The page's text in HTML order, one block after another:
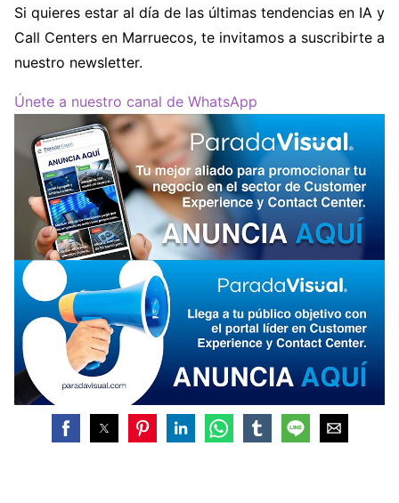
Si quieres estar al día de las últimas tendencias en IA y
Call Centers en Marruecos, te invitamos a suscribirte a
nuestro newsletter.
Únete a nuestro canal de WhatsApp